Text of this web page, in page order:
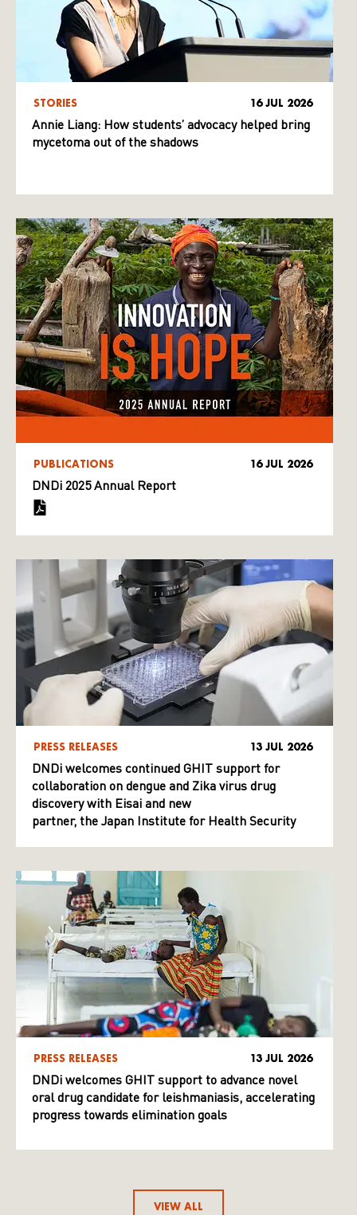
STORIES 16 JUL 2026
Annie Liang: How students’ advocacy helped bring
mycetoma out of the shadows
PUBLICATIONS 16 JUL 2026
DNDi 2025 Annual Report
PRESS RELEASES 13 JUL 2026
DNDi welcomes continued GHIT support for
collaboration on dengue and Zika virus drug
discovery with Eisai and new
partner, the Japan Institute for Health Security
PRESS RELEASES 13 JUL 2026
DNDi welcomes GHIT support to advance novel
oral drug candidate for leishmaniasis, accelerating
progress towards elimination goals
VIEW ALL